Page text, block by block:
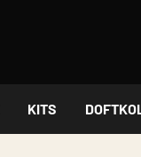
KITS